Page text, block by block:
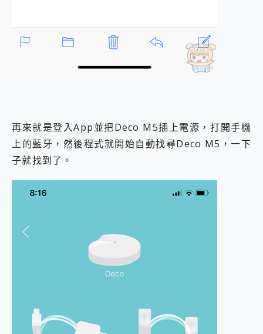
再來就是登入App並把Deco M5插上電源，打開手機
上的藍牙，然後程式就開始自動找尋Deco M5，一下
子就找到了。